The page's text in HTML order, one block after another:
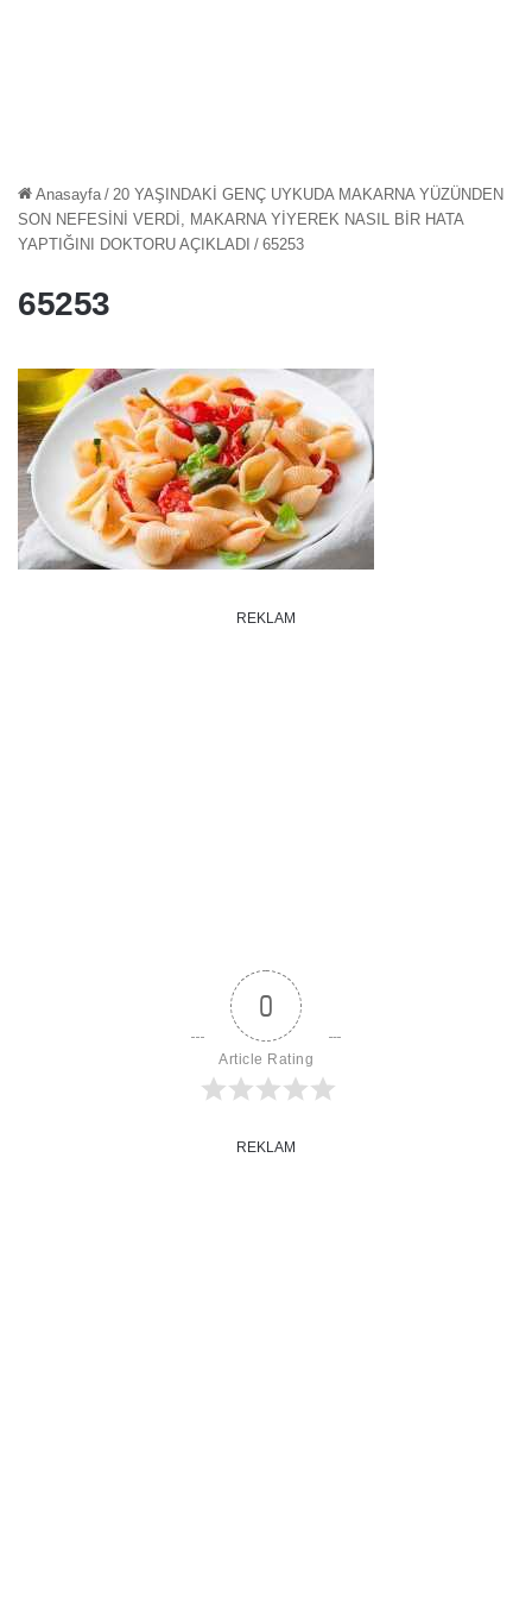
Anasayfa / 20 YAŞINDAKİ GENÇ UYKUDA MAKARNA YÜZÜNDEN
SON NEFESİNİ VERDİ, MAKARNA YİYEREK NASIL BİR HATA
YAPTIĞINI DOKTORU AÇIKLADI / 65253
65253
REKLAM
0
Article Rating
REKLAM